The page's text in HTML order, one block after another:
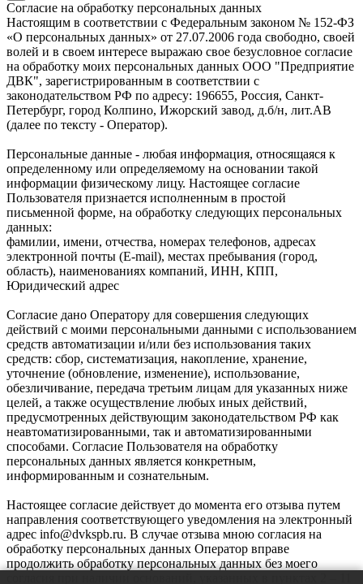
Согласие на обработку персональных данных
Настоящим в соответствии с Федеральным законом № 152-ФЗ
«О персональных данных» от 27.07.2006 года свободно, своей
волей и в своем интересе выражаю свое безусловное согласие
на обработку моих персональных данных ООО "Предприятие
ДВК", зарегистрированным в соответствии с
законодательством РФ по адресу: 196655, Россия, Санкт-
Петербург, город Колпино, Ижорский завод, д.б/н, лит.АВ
(далее по тексту - Оператор).
Персональные данные - любая информация, относящаяся к
определенному или определяемому на основании такой
информации физическому лицу. Настоящее согласие
Пользователя признается исполненным в простой
письменной форме, на обработку следующих персональных
данных:
фамилии, имени, отчества, номерах телефонов, адресах
электронной почты (E-mail), местах пребывания (город,
область), наименованиях компаний, ИНН, КПП,
Юридический адрес
Согласие дано Оператору для совершения следующих
действий с моими персональными данными с использованием
средств автоматизации и/или без использования таких
средств: сбор, систематизация, накопление, хранение,
уточнение (обновление, изменение), использование,
обезличивание, передача третьим лицам для указанных ниже
целей, а также осуществление любых иных действий,
предусмотренных действующим законодательством РФ как
неавтоматизированными, так и автоматизированными
способами. Согласие Пользователя на обработку
персональных данных является конкретным,
информированным и сознательным.
Настоящее согласие действует до момента его отзыва путем
направления соответствующего уведомления на электронный
адрес info@dvkspb.ru. В случае отзыва мною согласия на
обработку персональных данных Оператор вправе
продолжить обработку персональных данных без моего